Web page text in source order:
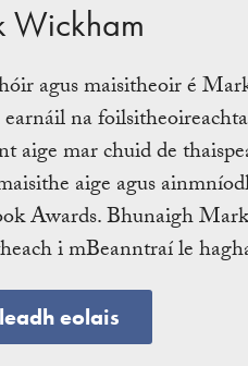
Wickham
agus maisitheoir é
na
aige mar chuid de
aige agus
Awards. Bhunaigh
i mBeanntraí le
eolais